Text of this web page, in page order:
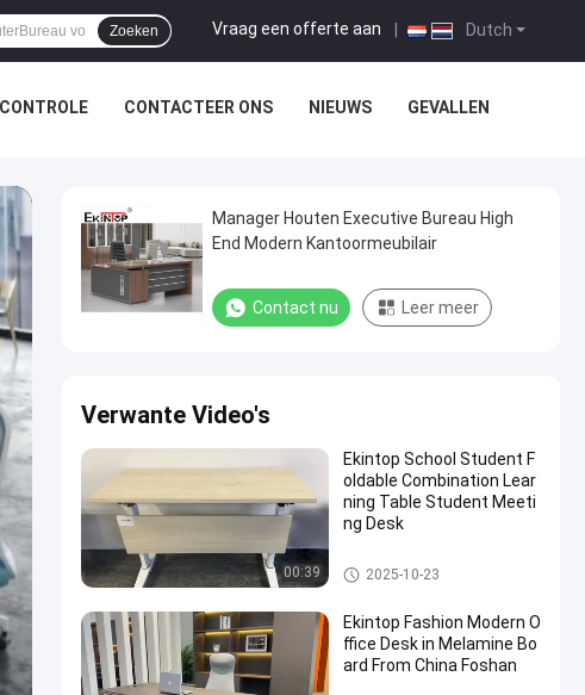
Dutch
Vraag een offerte aan
Zoeken
CONTACTEER ONS NIEUWS GEVALLEN
Manager Houten Executive Bureau High
End Modern Kantoormeubilair
Contact nu Leer meer
Verwante Video's
00:39
Ekintop School Student F
oldable Combination Lear
ning Table Student Meeti
ng Desk
commercieel bureau
2025-10-23
Ekintop Fashion Modern O
ffice Desk in Melamine Bo
ard From China Foshan